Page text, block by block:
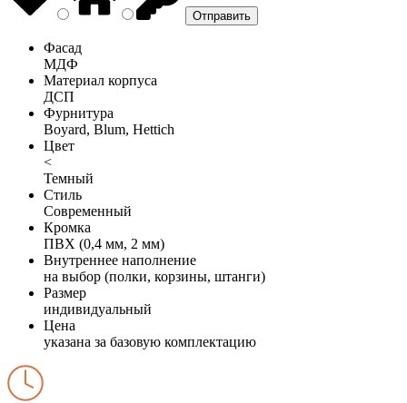
Фасад
МДФ
Материал корпуса
ДСП
Фурнитура
Boyard, Blum, Hettich
Цвет
<
Темный
Стиль
Современный
Кромка
ПВХ (0,4 мм, 2 мм)
Внутреннее наполнение
на выбор (полки, корзины, штанги)
Размер
индивидуальный
Цена
указана за базовую комплектацию